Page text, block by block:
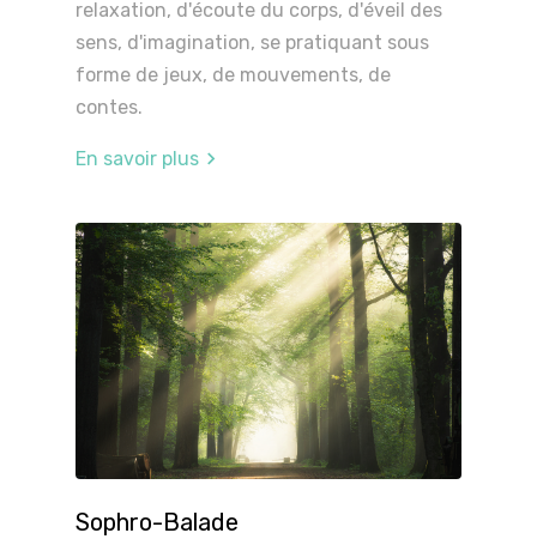
relaxation, d'écoute du corps, d'éveil des
sens, d'imagination, se pratiquant sous
forme de jeux, de mouvements, de
contes.
En savoir plus
Sophro-Balade